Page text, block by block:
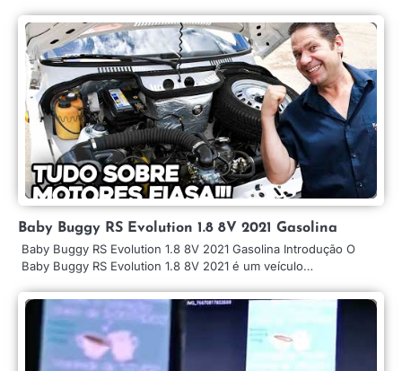
Baby Buggy RS Evolution 1.8 8V 2021 Gasolina
Baby Buggy RS Evolution 1.8 8V 2021 Gasolina Introdução O
Baby Buggy RS Evolution 1.8 8V 2021 é um veículo…